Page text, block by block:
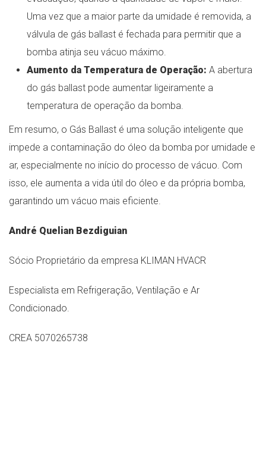
Uma vez que a maior parte da umidade é removida, a
válvula de gás ballast é fechada para permitir que a
bomba atinja seu vácuo máximo.
Aumento da Temperatura de Operação: A abertura
do gás ballast pode aumentar ligeiramente a
temperatura de operação da bomba.
Em resumo, o Gás Ballast é uma solução inteligente que
impede a contaminação do óleo da bomba por umidade e
ar, especialmente no início do processo de vácuo. Com
isso, ele aumenta a vida útil do óleo e da própria bomba,
garantindo um vácuo mais eficiente.
André Quelian Bezdiguian
Sócio Proprietário da empresa KLIMAN HVACR
Especialista em Refrigeração, Ventilação e Ar
Condicionado.
CREA 5070265738